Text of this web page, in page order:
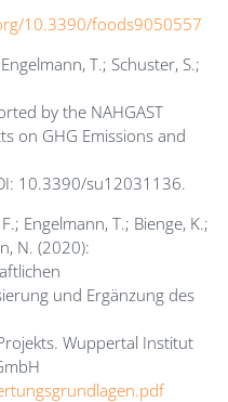
10.3390/foods9050557
T.; Schuster, S.;
by the NAHGAST
on GHG Emissions and
10.3390/su12031136.
Engelmann, T.; Bienge, K.;
N. (2020):
und Ergänzung des
Wuppertal Institut